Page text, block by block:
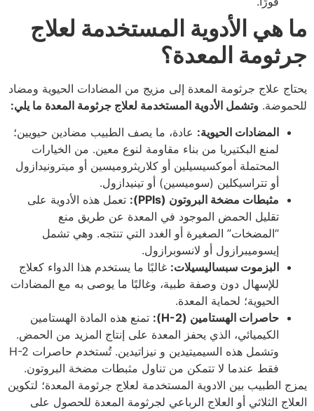
ما هي الأدوية المستخدمة لعلاج
جرثومة المعدة؟
يحتاج علاج جرثومة المعدة إلى مزيج من المضادات الحيوية ومضاد
للحموضة. وتشمل الأدوية المستخدمة لعلاج جرثومة المعدة ما يلي:
المضادات الحيوية: عادة، ما يصف الطبيب مضادين حيويين؛
لمنع البكتيريا من بناء مقاومة لنوع معين. من الخيارات
المحتملة أموكسيسيلين أو كلاريثروميسين أو ميترونيدازول
أو تتراسيكلين (سوميسين) أو تينيدازول.
مثبطات مضخة البروتون (PPIs):
تعمل هذه الأدوية على
تقليل الحمض الموجود في المعدة عن طريق منع
“المضخات” الصغيرة أو الغدد التي تنتجه. وهي تشمل
إيسوميبرازول أو لانسوبرازول.
البزموت سبساليسيلات: غالبًا ما يستخدم هذا الدواء كعلاج
للإسهال دون وصفة طبية، وغالبًا ما يوصى به مع المضادات
الحيوية؛ لحماية المعدة.
حاصرات الهستامين (H-2):
تمنع هذه المادة الهستامين
الكيميائي، الذي يحفز المعدة على إنتاج المزيد من الحمض.
وتشمل هذه السيميتيدين و نيزاتيدين. تُستخدم حاصرات H-2
فقط عندما لا تتمكن من تناول مثبطات مضخة البروتون.
يمزج الطبيب بين الادوية المستخدمة لعلاج جرثومة المعدة؛ لتكوين
العلاج الثلاثي أو العلاج الرباعي لجرثومة المعدة للحصول على